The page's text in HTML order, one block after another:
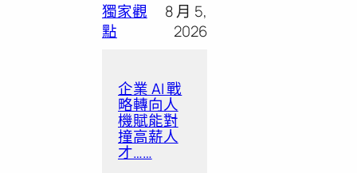
獨家觀
點
8 月 5,
2026
企業 AI 戰
略轉向人
機賦能對
撞高薪人
才……